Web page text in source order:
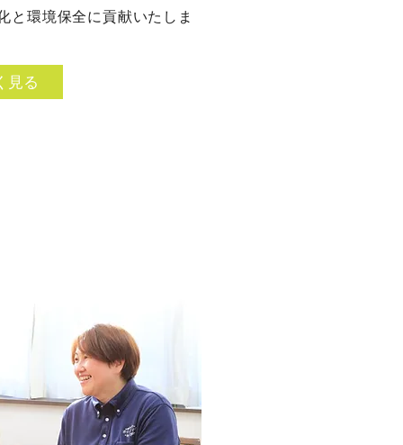
と環境保全に貢献いたしま
見る